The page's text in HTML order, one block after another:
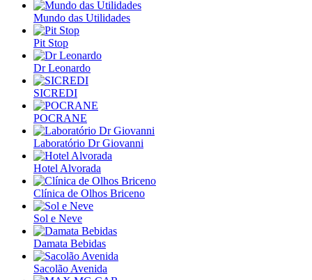
Mundo das Utilidades
Pit Stop
Dr Leonardo
SICREDI
POCRANE
Laboratório Dr Giovanni
Hotel Alvorada
Clínica de Olhos Briceno
Sol e Neve
Damata Bebidas
Sacolão Avenida